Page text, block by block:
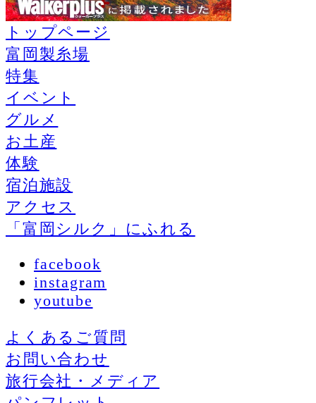
トップページ
富岡製糸場
特集
イベント
グルメ
お土産
体験
宿泊施設
アクセス
「富岡シルク」にふれる
facebook
instagram
youtube
よくあるご質問
お問い合わせ
旅行会社・メディア